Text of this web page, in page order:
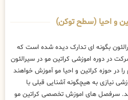
کراتین و احیا (سطح توکن)
بگونه ای تدارک دیده شده است که
در دوره اموزشی کراتین مو در سیرالئون
در حوزه کراتین و احیا مو آموزش خواهند
نیازی به هیچگونه آشنایی قبلی با
سرفصل های اموزش تخصصی کراتین مو